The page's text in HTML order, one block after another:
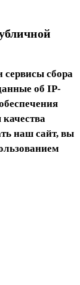
сервисы сбора
об IP-
наш сайт, вы